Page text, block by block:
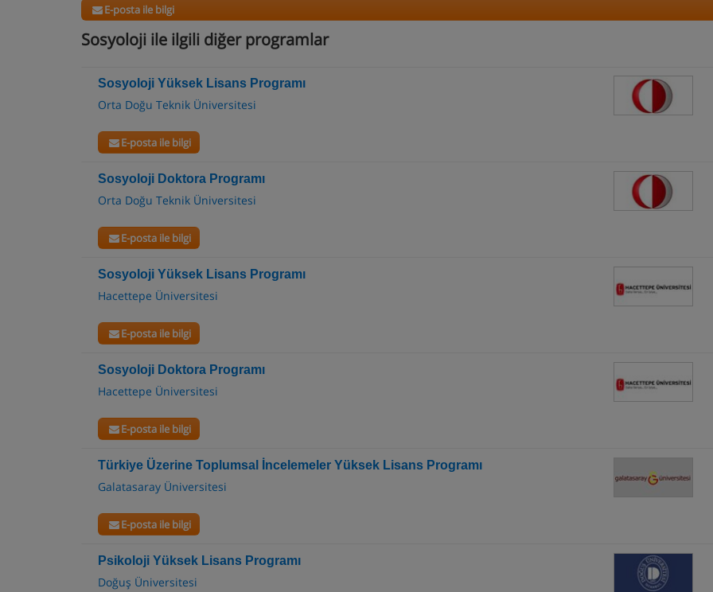
E-posta ile bilgi
Sosyoloji ile ilgili diğer programlar
Sosyoloji Yüksek Lisans Programı
Orta Doğu Teknik Üniversitesi
E-posta ile bilgi
Sosyoloji Doktora Programı
Orta Doğu Teknik Üniversitesi
E-posta ile bilgi
Sosyoloji Yüksek Lisans Programı
Hacettepe Üniversitesi
E-posta ile bilgi
Sosyoloji Doktora Programı
Hacettepe Üniversitesi
E-posta ile bilgi
Türkiye Üzerine Toplumsal İncelemeler Yüksek Lisans Programı
Galatasaray Üniversitesi
E-posta ile bilgi
Psikoloji Yüksek Lisans Programı
Doğuş Üniversitesi